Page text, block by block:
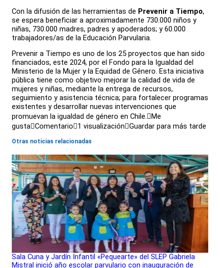
Con la difusión de las herramientas de Prevenir a Tiempo,
se espera beneficiar a aproximadamente 730.000 niños y
niñas, 730.000 madres, padres y apoderados; y 60.000
trabajadores/as de la Educación Parvularia.
Prevenir a Tiempo es uno de los 25 proyectos que han sido
financiados, este 2024, por el Fondo para la Igualdad del
Ministerio de la Mujer y la Equidad de Género. Esta iniciativa
pública tiene como objetivo mejorar la calidad de vida de
mujeres y niñas, mediante la entrega de recursos,
seguimiento y asistencia técnica; para fortalecer programas
existentes y desarrollar nuevas intervenciones que
promuevan la igualdad de género en Chile.Me
gustaComentario1 visualizaciónGuardar para más tarde
Otras noticias relacionadas
Sala Cuna y Jardín Infantil «Pequearte» del SLEP Gabriela
Mistral inició año escolar parvulario con inauguración de